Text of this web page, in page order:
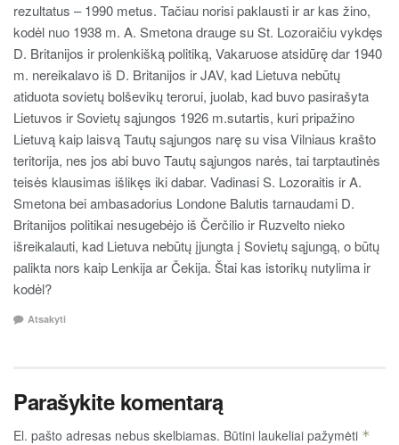
rezultatus – 1990 metus. Tačiau norisi paklausti ir ar kas žino,
kodėl nuo 1938 m. A. Smetona drauge su St. Lozoraičiu vykdęs
D. Britanijos ir prolenkišką politiką, Vakaruose atsidūrę dar 1940
m. nereikalavo iš D. Britanijos ir JAV, kad Lietuva nebūtų
atiduota sovietų bolševikų terorui, juolab, kad buvo pasirašyta
Lietuvos ir Sovietų sąjungos 1926 m.sutartis, kuri pripažino
Lietuvą kaip laisvą Tautų sąjungos narę su visa Vilniaus krašto
teritorija, nes jos abi buvo Tautų sąjungos narės, tai tarptautinės
teisės klausimas išlikęs iki dabar. Vadinasi S. Lozoraitis ir A.
Smetona bei ambasadorius Londone Balutis tarnaudami D.
Britanijos politikai nesugebėjo iš Čerčilio ir Ruzvelto nieko
išreikalauti, kad Lietuva nebūtų įjungta į Sovietų sąjungą, o būtų
palikta nors kaip Lenkija ar Čekija. Štai kas istorikų nutylima ir
kodėl?
Atsakyti
Parašykite komentarą
El. pašto adresas nebus skelbiamas. Būtini laukeliai pažymėti *